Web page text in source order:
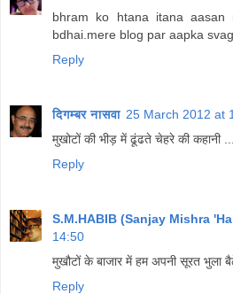
bhram ko htana itana aasan
bdhai.mere blog par aapka
Reply
दिगम्बर नासवा 25 March 2012 at
मुखोटों की भीड़ में ढूंढते चेहरे की कहानी ...
Reply
S.M.HABIB (Sanjay Mishra
14:50
मुखौटों के बाजार में हम अपनी सूरत भुला
Reply